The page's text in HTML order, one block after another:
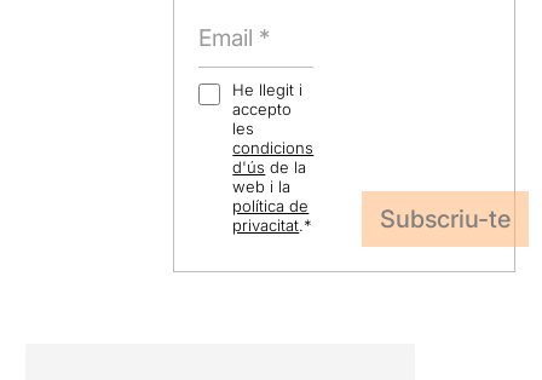
He llegit i
accepto
les
condicions
d'ús de la
web i la
política de
privacitat.*